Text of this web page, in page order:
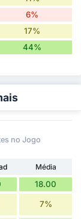
6%
17%
44%
no Jogo
Média
18.00
7%